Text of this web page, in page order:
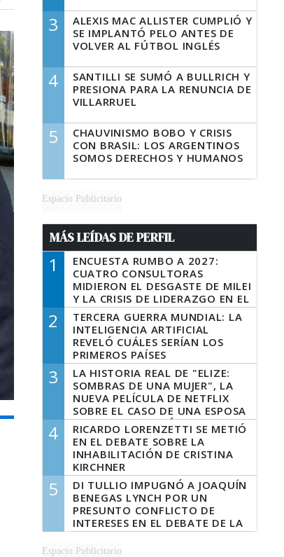
3
ALEXIS MAC ALLISTER CUMPLIÓ Y
SE IMPLANTÓ PELO ANTES DE
VOLVER AL FÚTBOL INGLÉS
4
SANTILLI SE SUMÓ A BULLRICH Y
PRESIONA PARA LA RENUNCIA DE
VILLARRUEL
5
CHAUVINISMO BOBO Y CRISIS
CON BRASIL: LOS ARGENTINOS
SOMOS DERECHOS Y HUMANOS
Espacio Publicitario
MÁS LEÍDAS DE PERFIL
1
ENCUESTA RUMBO A 2027:
CUATRO CONSULTORAS
MIDIERON EL DESGASTE DE MILEI
Y LA CRISIS DE LIDERAZGO EN EL
PERONISMO
2
TERCERA GUERRA MUNDIAL: LA
INTELIGENCIA ARTIFICIAL
REVELÓ CUÁLES SERÍAN LOS
PRIMEROS PAÍSES
LATINOAMERICANOS EN SER
DERROTADOS
3
LA HISTORIA REAL DE "ELIZE:
SOMBRAS DE UNA MUJER", LA
NUEVA PELÍCULA DE NETFLIX
SOBRE EL CASO DE UNA ESPOSA
QUE DESCUARTIZÓ A SU
MARIDO
4
RICARDO LORENZETTI SE METIÓ
EN EL DEBATE SOBRE LA
INHABILITACIÓN DE CRISTINA
KIRCHNER
5
DI TULLIO IMPUGNÓ A JOAQUÍN
BENEGAS LYNCH POR UN
PRESUNTO CONFLICTO DE
INTERESES EN EL DEBATE DE LA
LEY DE TIERRAS
Espacio Publicitario